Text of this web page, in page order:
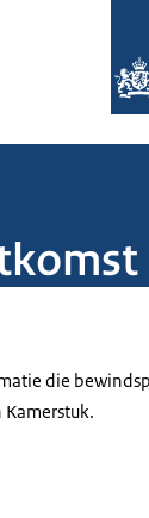
die